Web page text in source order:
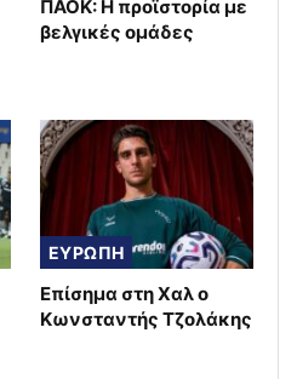
ΠΑΟΚ: Η προϊστορία με
βελγικές ομάδες
ΕΥΡΩΠΗ
Επίσημα στη Χαλ ο
Κωνσταντής Τζολάκης